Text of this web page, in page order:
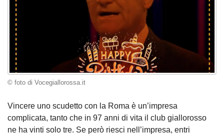
© foto di Vocegiallorossa.it
Vincere uno scudetto con la Roma è un’impresa
complicata, tanto che in 97 anni di vita il club giallorosso
ne ha vinti solo tre. Se però riesci nell’impresa, entri